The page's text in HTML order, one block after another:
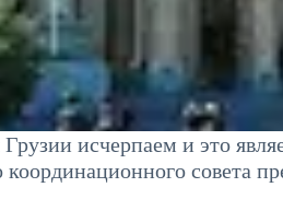
исчерпаем и это
совета